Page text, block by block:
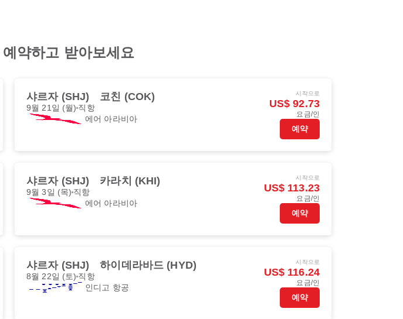
약하고 받아보세요
샤르자 (SHJ) 코친 (COK)
9월 21일 (월) 직항
에어 아라비아
시작으로
US$ 92.73
요금/인
예약
샤르자 (SHJ) 카라치 (KHI)
9월 3일 (목) 직항
에어 아라비아
시작으로
US$ 113.23
요금/인
예약
샤르자 (SHJ) 하이데라바드 (HYD)
8월 22일 (토) 직항
인디고 항공
시작으로
US$ 116.24
요금/인
예약